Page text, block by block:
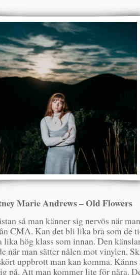
Marie Andrews – Old Flowers
så man känner sig nervös när
CMA. Kan det bli lika bra som de
lika hög klass som innan. Den
när man sätter nålen mot vinylen.
uppbrott man kan komma. Känns
på. Att man kommer lite för nära.